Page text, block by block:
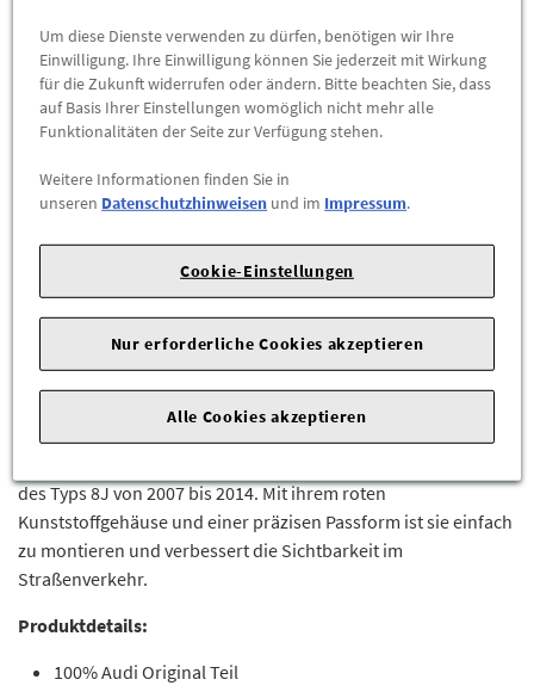
-
ZUM WARENKORB HINZUFÜGEN
Ingolstadt |
Die Original Audi LED-Zusatzbremsleuchte sorgt für eine klare
und helle Signalgebung bei Bremsvorgängen. Dank
modernster LED-Technologie bietet sie eine schnelle
Reaktionszeit und eine lange Lebensdauer. Perfekt für eine
Diese hochgesetzte LED-Bremsleuchte ist ein Original Audi
des Typs 8J von 2007 bis 2014. Mit ihrem roten
Kunststoffgehäuse und einer präzisen Passform ist sie einfach
zu montieren und verbessert die Sichtbarkeit im
Straßenverkehr.
Produktdetails:
100% Audi Original Teil
Um diese Dienste verwenden zu dürfen, benötigen wir Ihre
Einwilligung. Ihre Einwilligung können Sie jederzeit mit Wirkung
für die Zukunft widerrufen oder ändern. Bitte beachten Sie, dass
auf Basis Ihrer Einstellungen womöglich nicht mehr alle
Funktionalitäten der Seite zur Verfügung stehen.
Weitere Informationen finden Sie in
unseren Datenschutzhinweisen und im Impressum.
Cookie-Einstellungen
Nur erforderliche Cookies akzeptieren
Alle Cookies akzeptieren